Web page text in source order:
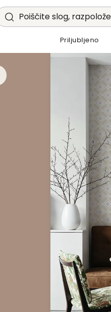
Poiščite slog,
Priljubljeno